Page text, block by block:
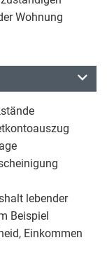
Wohnung
lebender
Beispiel
Einkommen